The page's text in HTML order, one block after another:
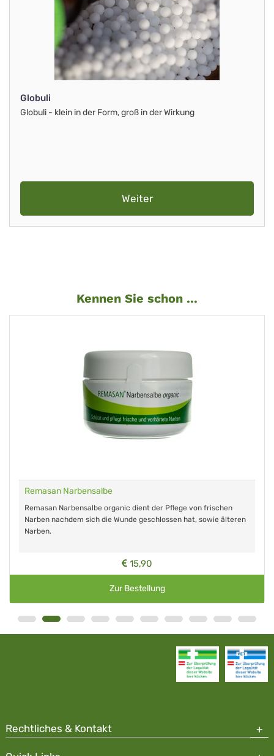
Globuli
Globuli - klein in der Form, groß in der Wirkung
Weiter
Kennen Sie schon ...
Remasan Narbensalbe
Remasan Narbensalbe organic dient der Pflege von frischen
Narben nachdem sich die Wunde geschlossen hat, sowie älteren
Narben.
15,90
Zur Bestellung
Rechtliches & Kontakt